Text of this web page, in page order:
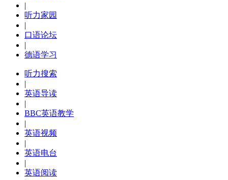
|
听力家园
|
口语论坛
|
德语学习
听力搜索
|
英语导读
|
BBC英语教学
|
英语视频
|
英语电台
|
英语阅读